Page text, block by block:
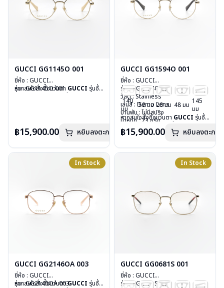
GUCCI GG1145O 001
ยี่ห้อ : GUCCI
รุ่น : GG1145O 001
อุปกรณ์ : กล่องแว่น, ผ้าเช็ดแว่น
การรับประกัน : 1 ปี
หากสนใจสั่งชื้อแว่นตา GUCCI รุ่นอื่น
฿15,900.00 หยิบลงตะกร้า
GUCCI GG1594O 001
ยี่ห้อ : GUCCI
รุ่น : GG1594O 001
วัสดุ : Stainless
เลนส์ : Demo Lens
บานพับ : ไม่มีสปริง
น้ำหนัก : 23 กรัม
อุปกรณ์ : กล่องแว่น, ผ้าเช็ดแว่น
การรับประกัน : 1 ปี
140
มม
52 มม 20 มม 48 มม 145
มม
หากสนใจสั่งชื้อแว่นตา GUCCI รุ่นอื่น
ติดต่อเราคลิก
฿15,900.00 หยิบลงตะกร้า
In Stock
GUCCI GG2146OA 003
ยี่ห้อ : GUCCI
รุ่น : GG2146OA 003
หากสนใจสั่งชื้อแว่นตาGUCCI รุ่นอื่น
In Stock
GUCCI GG0681S 001
ยี่ห้อ : GUCCI
รุ่น : GG0681S 001